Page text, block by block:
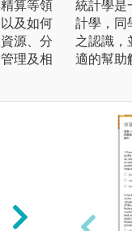
算等領
及如何
源、分
理及相
統計學是
計學，同
之認識，
適的幫助